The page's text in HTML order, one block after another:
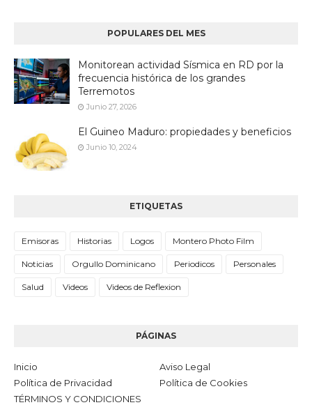
POPULARES DEL MES
Monitorean actividad Sísmica en RD por la
frecuencia histórica de los grandes
Terremotos
Junio 27, 2026
El Guineo Maduro: propiedades y beneficios
Junio 10, 2024
ETIQUETAS
Emisoras Historias Logos Montero Photo Film
Noticias Orgullo Dominicano Periodicos Personales
Salud Videos Videos de Reflexion
PÁGINAS
Inicio
Aviso Legal
Política de Privacidad
Política de Cookies
TÉRMINOS Y CONDICIONES